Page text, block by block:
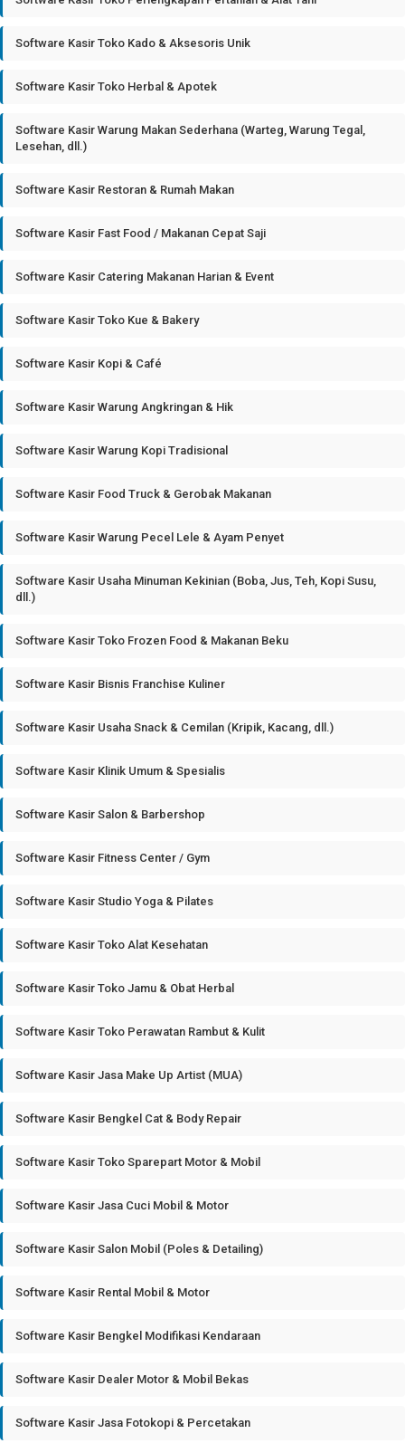
Software Kasir Toko Kado & Aksesoris Unik
Software Kasir Toko Herbal & Apotek
Software Kasir Warung Makan Sederhana (Warteg, Warung Tegal,
Lesehan, dll.)
Software Kasir Restoran & Rumah Makan
Software Kasir Fast Food / Makanan Cepat Saji
Software Kasir Catering Makanan Harian & Event
Software Kasir Toko Kue & Bakery
Software Kasir Kopi & Café
Software Kasir Warung Angkringan & Hik
Software Kasir Warung Kopi Tradisional
Software Kasir Food Truck & Gerobak Makanan
Software Kasir Warung Pecel Lele & Ayam Penyet
Software Kasir Usaha Minuman Kekinian (Boba, Jus, Teh, Kopi Susu,
dll.)
Software Kasir Toko Frozen Food & Makanan Beku
Software Kasir Bisnis Franchise Kuliner
Software Kasir Usaha Snack & Cemilan (Kripik, Kacang, dll.)
Software Kasir Klinik Umum & Spesialis
Software Kasir Salon & Barbershop
Software Kasir Fitness Center / Gym
Software Kasir Studio Yoga & Pilates
Software Kasir Toko Alat Kesehatan
Software Kasir Toko Jamu & Obat Herbal
Software Kasir Toko Perawatan Rambut & Kulit
Software Kasir Jasa Make Up Artist (MUA)
Software Kasir Bengkel Cat & Body Repair
Software Kasir Toko Sparepart Motor & Mobil
Software Kasir Jasa Cuci Mobil & Motor
Software Kasir Salon Mobil (Poles & Detailing)
Software Kasir Rental Mobil & Motor
Software Kasir Bengkel Modifikasi Kendaraan
Software Kasir Dealer Motor & Mobil Bekas
Software Kasir Jasa Fotokopi & Percetakan